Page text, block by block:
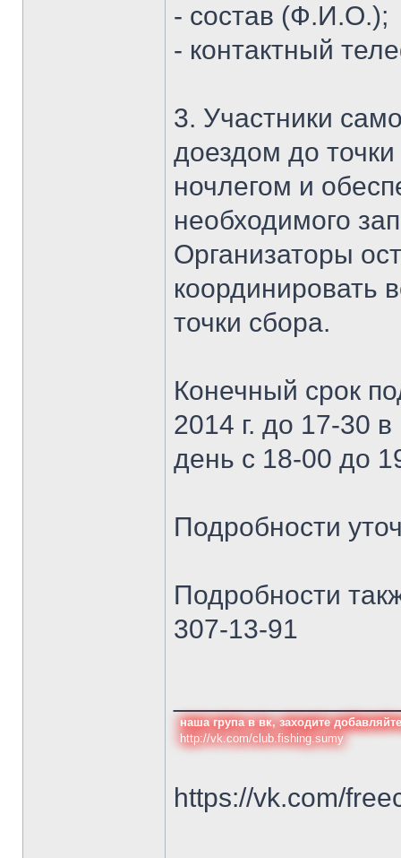
- состав (Ф.И.О.);
- контактный
3. Участники
доездом до
ночлегом и
необходимого
Организаторы
координировать
точки сбора.
Конечный срок
2014 г. до 17-30
день с 18-00 до
Подробности
Подробности
307-13-91
наша група в вк, заходите
http://vk.com/club.fishing.sumy
https://vk.com/